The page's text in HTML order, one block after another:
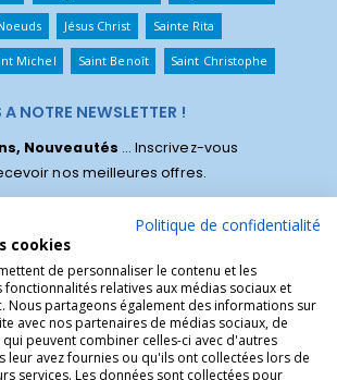
Jésus Christ Sainte Rita
Michel Saint Benoît Saint Christophe
NOTRE NEWSLETTER !
Nouveautés ... Inscrivez-vous
nos meilleures offres.
Politique de confidentialité
cookies
de personnaliser le contenu et les
relatives aux médias sociaux et
Nous partageons également des informations sur
avec nos partenaires de médias sociaux, de
peuvent combiner celles-ci avec d'autres
leur avez fournies ou qu'ils ont collectées lors de
services. Les données sont collectées pour